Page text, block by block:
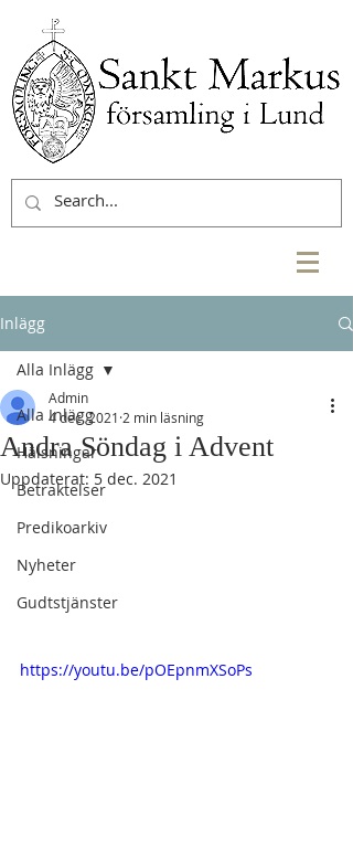
Inlägg
Alla Inlägg
Hälsningar
Betraktelser
Predikoarkiv
Nyheter
Gudtstjänster
Alla Inlägg
Andra Söndag i Advent
Admin
4 dec. 2021 2 min läsning
Uppdaterat: 5 dec. 2021
https://youtu.be/pOEpnmXSoPs